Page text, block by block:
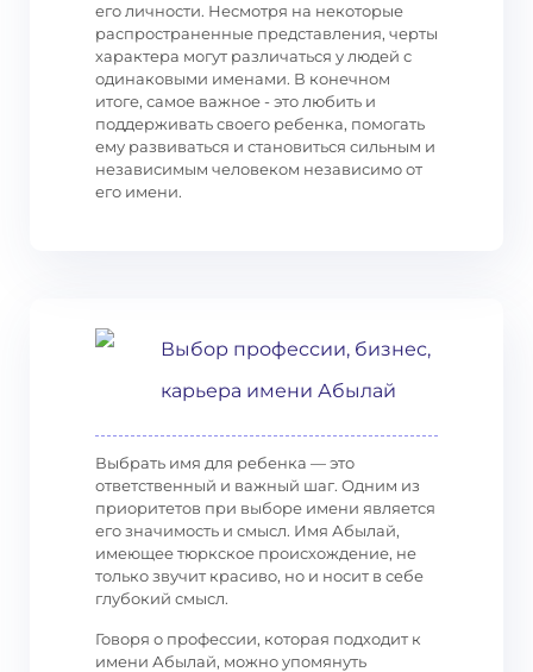
его личности. Несмотря на некоторые
распространенные представления, черты
характера могут различаться у людей с
одинаковыми именами. В конечном
итоге, самое важное - это любить и
поддерживать своего ребенка, помогать
ему развиваться и становиться сильным и
независимым человеком независимо от
его имени.
Выбор профессии, бизнес,
карьера имени Абылай
Выбрать имя для ребенка — это
ответственный и важный шаг. Одним из
приоритетов при выборе имени является
его значимость и смысл. Имя Абылай,
имеющее тюркское происхождение, не
только звучит красиво, но и носит в себе
глубокий смысл.
Говоря о профессии, которая подходит к
имени Абылай, можно упомянуть